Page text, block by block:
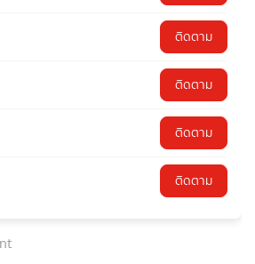
ติดตาม
ติดตาม
ติดตาม
ติดตาม